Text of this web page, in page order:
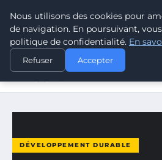
CLIMATE
ACCUEIL
DÉVELOPPEMENT
BILAN CARBONE ET NOUVELLES
DÉVELOPPEMENT DURABLE
Nous utilisons des cookies pour
de navigation. En poursuivant,
politique de confidentialité. En
Refuser Accepter